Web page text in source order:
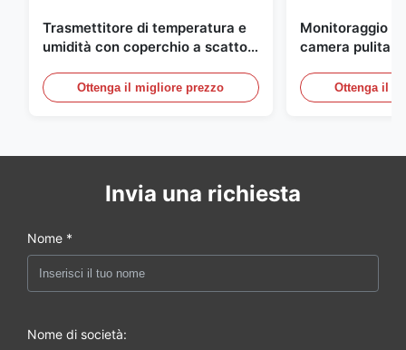
Trasmettitore di temperatura e
umidità con coperchio a scatto
acciaio inossidabile 316L
Ottenga il migliore prezzo
Monitoraggio
camera pulita
inossidabile
medico/fumo
Ottenga il
Invia una richiesta
Nome *
Nome di società: